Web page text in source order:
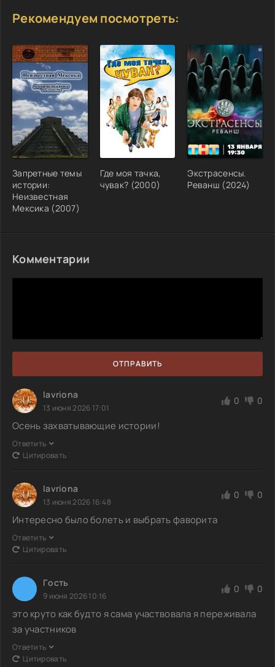
Рекомендуем посмотреть:
Запретные темы
истории:
Неизвестная
Мексика (2007)
Где моя тачка,
чувак? (2000)
Экстрасенсы.
Реванш (2024)
Комментарии
ОТПРАВИТЬ
lavriona
13 июня 2026 17:01
0 0
Осень захватывающие истории!
Ответить
Цитировать
lavriona
13 июня 2026 16:48
0 0
Интересно было болеть и выбрать фаворита
Ответить
Цитировать
Гoсть
9 июня 2026 10:16
0 0
это круто как будто я сама участвовала я переживала
за участников
Ответить
Цитировать